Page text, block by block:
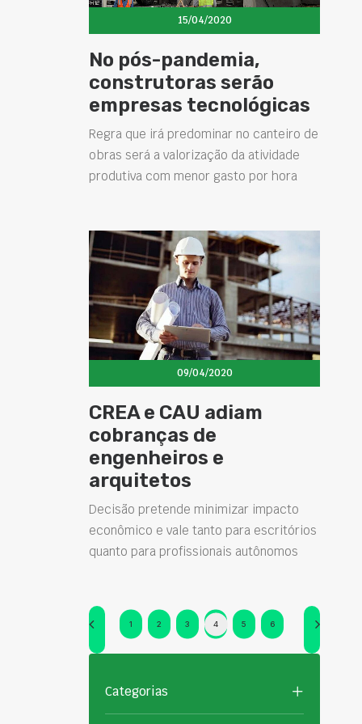
15/04/2020
No pós-pandemia,
construtoras serão
empresas tecnológicas
Regra que irá predominar no canteiro de
obras será a valorização da atividade
produtiva com menor gasto por hora
09/04/2020
CREA e CAU adiam
cobranças de
engenheiros e
arquitetos
Decisão pretende minimizar impacto
econômico e vale tanto para escritórios
quanto para profissionais autônomos
1 2 3 4 5 6
Categorias